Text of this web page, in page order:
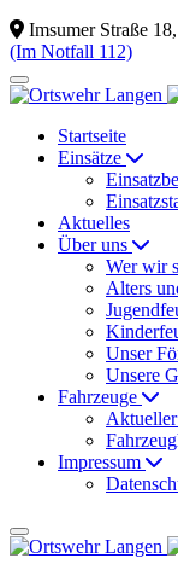
Imsumer Straße
(Im Notfall 112)
Startseite
Einsätze
Aktuelles
Über uns
Wer wir
Alters
Unser
Unsere
Fahrzeuge
Impressum